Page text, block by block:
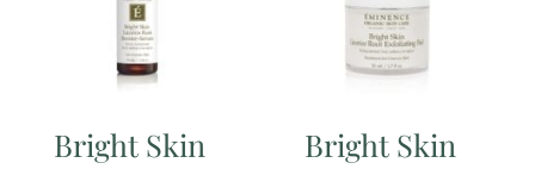
Bright Skin
Bright Skin